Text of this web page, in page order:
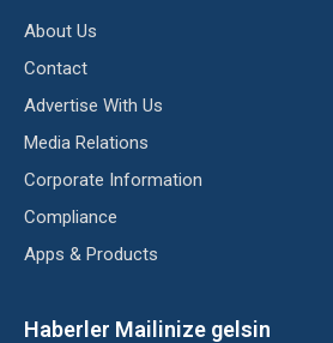
About Us
Contact
Advertise With Us
Media Relations
Corporate Information
Compliance
Apps & Products
Haberler Mailinize gelsin